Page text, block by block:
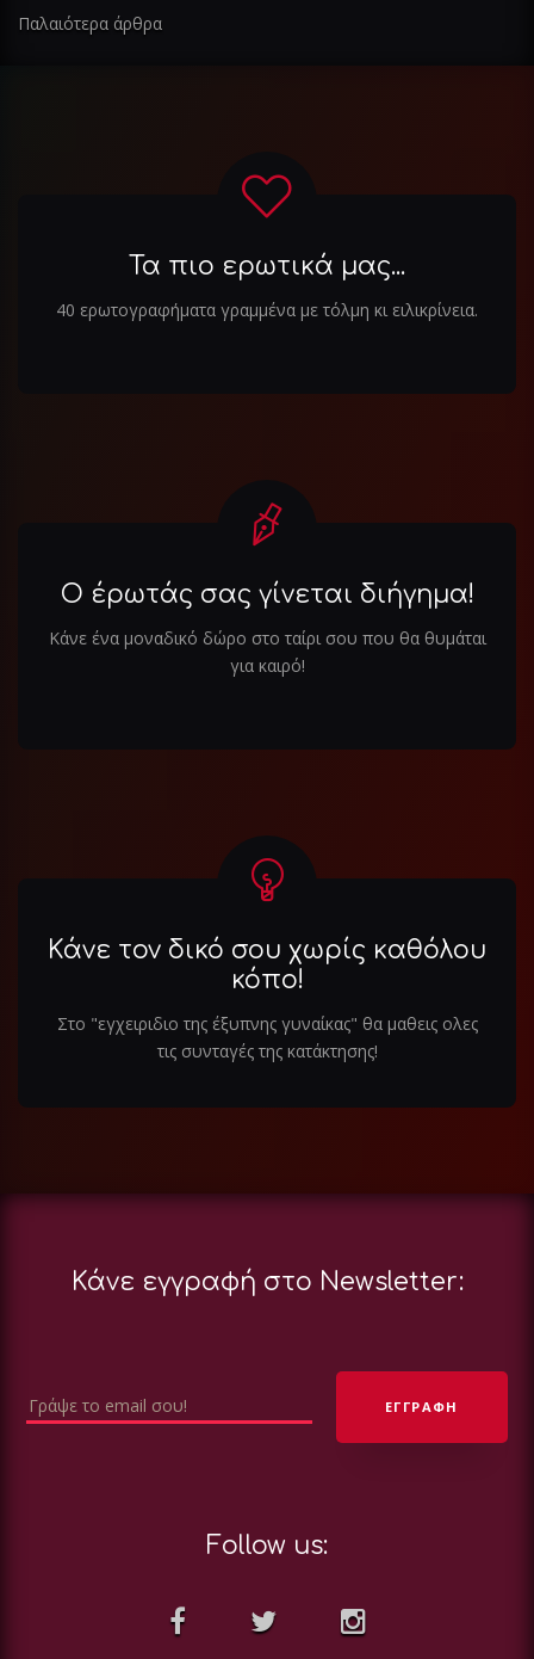
στα
Παλαιότερα άρθρα
Τα πιο ερωτικά μας...
40 ερωτογραφήματα γραμμένα με τόλμη κι ειλικρίνεια.
Ο έρωτάς σας γίνεται διήγημα!
Κάνε ένα μοναδικό δώρο στο ταίρι σου που θα θυμάται
για καιρό!
Κάνε τον δικό σου χωρίς καθόλου
κόπο!
Στο "εγχειριδιο της έξυπνης γυναίκας" θα μαθεις ολες
τις συνταγές της κατάκτησης!
Κάνε εγγραφή στο Newsletter:
Follow us: